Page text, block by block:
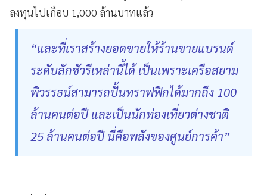
ลงทุนไปเกือบ 1,000 ล้านบาทแล้ว
“และที่เราสร้างยอดขายให้ร้านขายแบรนด์
ระดับลักชัวรีเหล่านี้ได้ เป็นเพราะเครือสยาม
พิวรรธน์สามารถปั้นทราฟฟิกได้มากถึง 100
ล้านคนต่อปี และเป็นนักท่องเที่ยวต่างชาติ
25 ล้านคนต่อปี นี่คือพลังของศูนย์การค้า”